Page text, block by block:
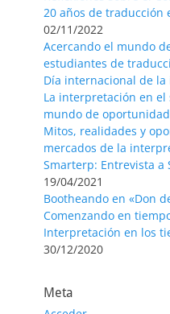
20 años de traducción
02/11/2022
Acercando el mundo
estudiantes de
Día internacional de
La interpretación en
mundo de
Mitos, realidades y
mercados de la
Smarterp: Entrevista a
19/04/2021
Bootheando en «Don
Comenzando en
Interpretación en los
30/12/2020
Meta